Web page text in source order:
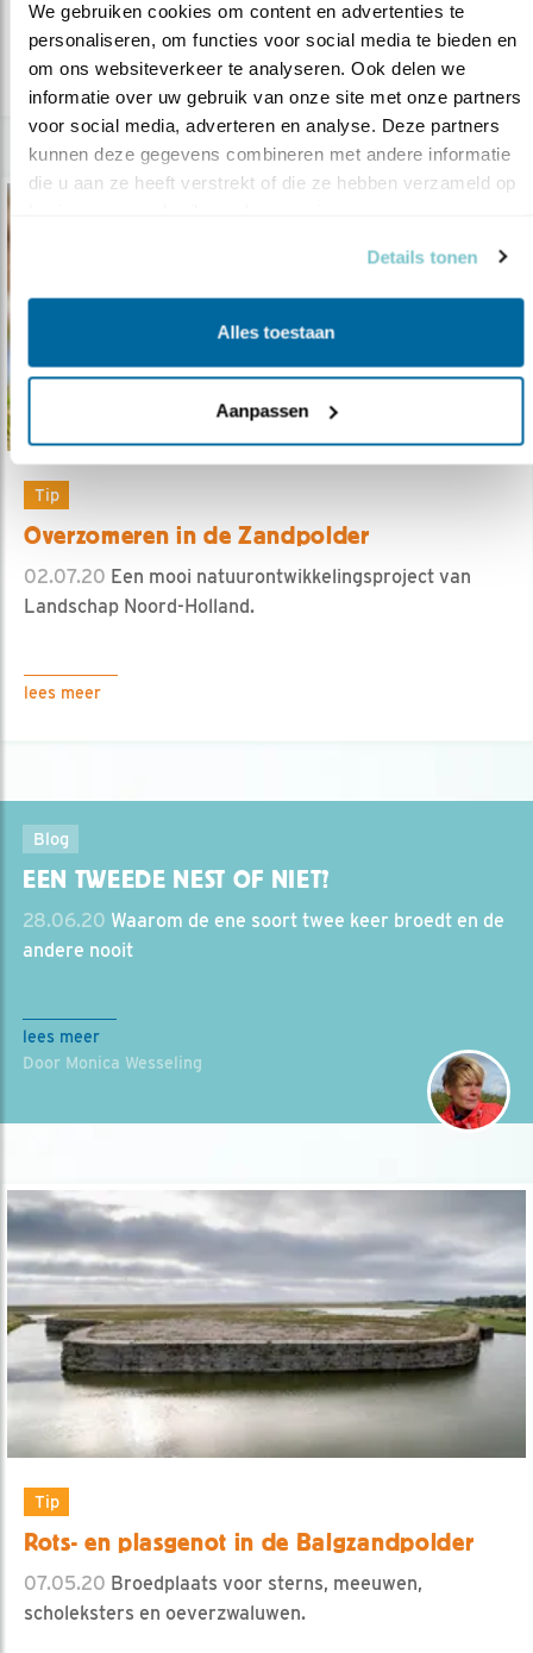
We gebruiken cookies om content en advertenties te
personaliseren, om functies voor social media te bieden en
om ons websiteverkeer te analyseren. Ook delen we
informatie over uw gebruik van onze site met onze partners
voor social media, adverteren en analyse. Deze partners
kunnen deze gegevens combineren met andere informatie
die u aan ze heeft verstrekt of die ze hebben verzameld op
Details tonen
Alles toestaan
Aanpassen
lees meer
Tip
Overzomeren in de Zandpolder
02.07.20 Een mooi natuurontwikkelingsproject van
Landschap Noord-Holland.
lees meer
Blog
EEN TWEEDE NEST OF NIET?
28.06.20 Waarom de ene soort twee keer broedt en de
andere nooit
lees meer
Door Monica Wesseling
Tip
Rots- en plasgenot in de Balgzandpolder
07.05.20 Broedplaats voor sterns, meeuwen,
scholeksters en oeverzwaluwen.